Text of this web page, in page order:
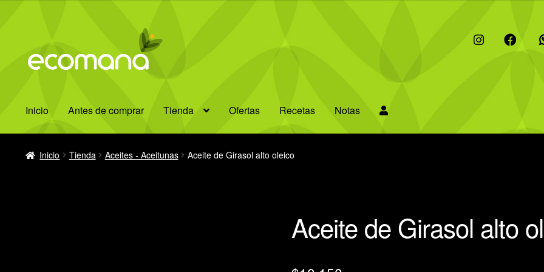
la
contenido
F
Inicio Antes de comprar Tienda Ofertas Recetas Notas
Inicio Tienda Aceites - Aceitunas Aceite de Girasol alto oleico
Aceite de Girasol alto